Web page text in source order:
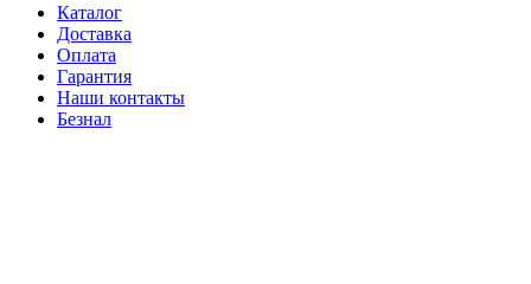
Каталог
Доставка
Оплата
Гарантия
Наши контакты
Безнал